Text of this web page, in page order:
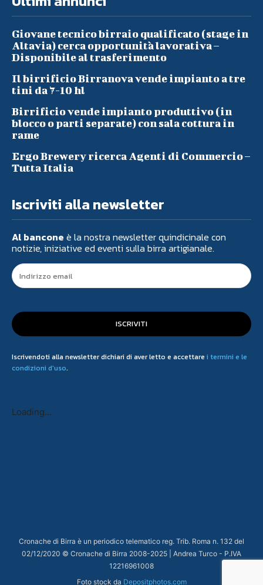
Giovane tecnico birraio qualificato (stage in
Altavia) cerca opportunità lavorativa –
Disponibile al trasferimento
Il birrificio Birranova vende impianto a tre
tini da 7-10 hl
Birrificio vende impianto produttivo (in
blocco o parti separate) con sala cottura in
rame
Ergo Brewery ricerca Agenti di Commercio –
Tutta Italia
Iscriviti alla newsletter
Al bancone è la nostra newsletter quindicinale con
notizie, iniziative ed eventi sulla birra artigianale.
ISCRIVITI
Iscrivendoti alla newsletter dichiari di aver letto e accettare i termini e le
condizioni d'uso.
Loading...
Cronache di Birra è un periodico telematico reg. Trib. Roma n. 132 del
02/12/2020 © Cronache di Birra 2008-2025 | Andrea Turco - P.IVA
12216961008
Foto stock da Depositphotos.com